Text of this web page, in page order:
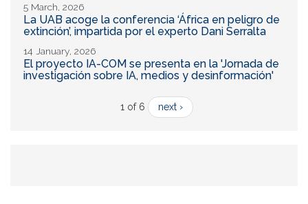
5 March, 2026
La UAB acoge la conferencia ‘África en peligro de
extinción’, impartida por el experto Dani Serralta
14 January, 2026
El proyecto IA-COM se presenta en la 'Jornada de
investigación sobre IA, medios y desinformación'
1 of 6 next ›